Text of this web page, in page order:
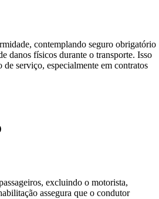
contemplando seguro obrigatório
danos físicos durante o transporte. Isso
serviço, especialmente em contratos
excluindo o motorista,
assegura que o condutor